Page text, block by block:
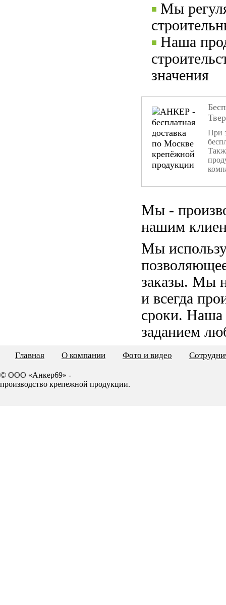
Мы
Наша
значения
При
Мы -
нашим
Мы
заказы. Мы
и всегда
сроки. Наша
заданием
Главная О компании Фото и видео
© ООО «Анкер69» -
производство крепежной продукции.